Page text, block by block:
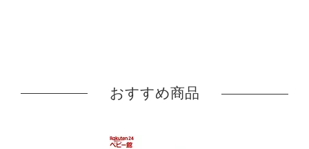
おすすめ商品